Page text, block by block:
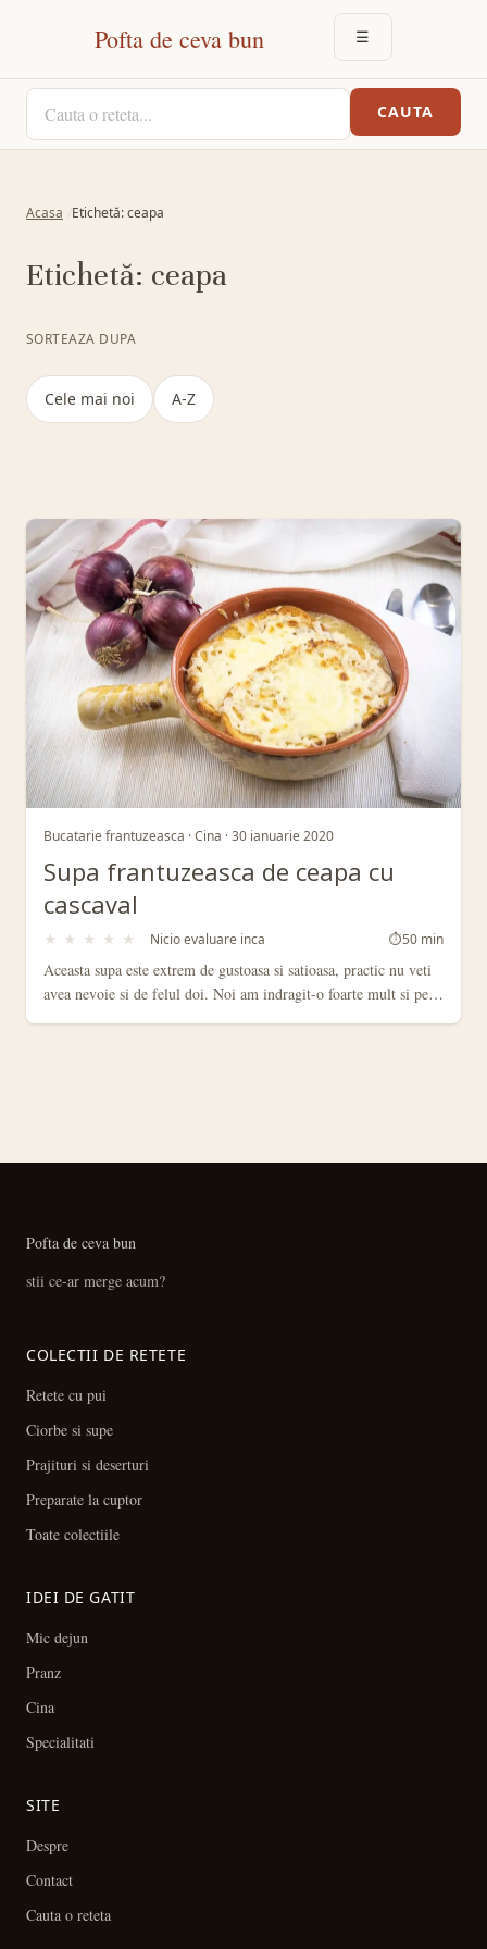
Pofta de ceva bun ☰DESCHIDE
CAUTA O RETETA
CAUTA
Acasa Etichetă: ceapa
Etichetă: ceapa
SORTEAZA DUPA
Cele mai noi A-Z
Retete din Etichetă: ceapa
Bucatarie frantuzeasca · Cina · 30 ianuarie 2020
Supa frantuzeasca de ceapa cu
cascaval
★ ★ ★ ★ ★ Nicio evaluare inca ⏱50 min
Aceasta supa este extrem de gustoasa si satioasa, practic nu veti
avea nevoie si de felul doi. Noi am indragit-o foarte mult si pe…
Pofta de ceva bun
stii ce-ar merge acum?
COLECTII DE RETETE
Retete cu pui
Ciorbe si supe
Prajituri si deserturi
Preparate la cuptor
Toate colectiile
IDEI DE GATIT
Mic dejun
Pranz
Cina
Specialitati
SITE
Despre
Contact
Cauta o reteta